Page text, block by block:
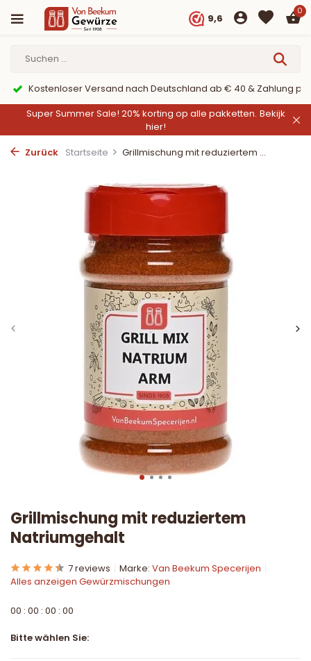
9,6
0
PayPal
9,6/10 Webwinkelkeur ✔
Super Summer Sale! 20% korting op alle pakketten. Bekijk
hier!
Zurück Startseite Grillmischung mit reduziertem ...
Grillmischung mit reduziertem
Natriumgehalt
7 reviews Marke: Van Beekum Specerijen
Alles anzeigen Gewürzmischungen
00 : 00 : 00 : 00
Bitte wählen Sie: